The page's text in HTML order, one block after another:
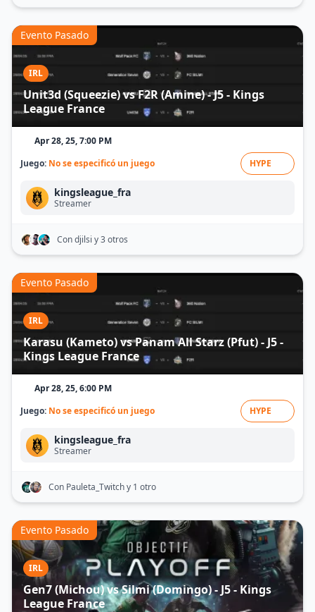
IRL
Unit3d (Squeezie) vs F2R (Amine) - J5 - Kings
League France
Evento Pasado
Apr 28, 25, 7:00 PM
Juego: No se especificó un juego HYPE
kingsleague_fra
Streamer
Con djilsi y 3 otros
IRL
Karasu (Kameto) vs Panam All Starz (Pfut) - J5 -
Kings League France
Evento Pasado
Apr 28, 25, 6:00 PM
Juego: No se especificó un juego HYPE
kingsleague_fra
Streamer
Con Pauleta_Twitchy 1 otro
IRL
Gen7 (Michou) vs Silmi (Domingo) - J5 - Kings
League France
Evento Pasado